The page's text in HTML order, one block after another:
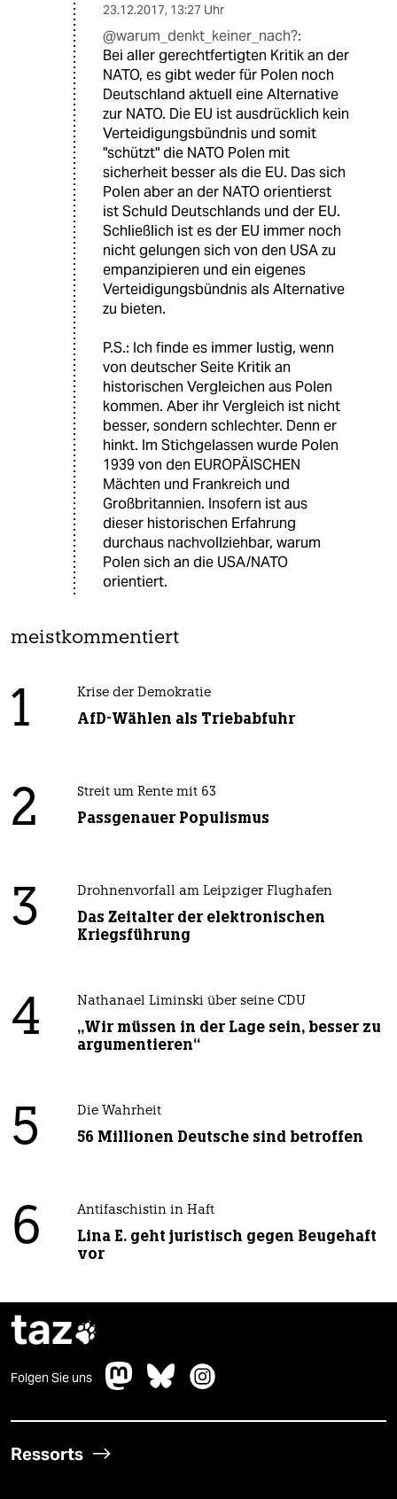
23.12.2017, 13:27 Uhr
@warum_denkt_keiner_nach?:
Bei aller gerechtfertigten Kritik an der
NATO, es gibt weder für Polen noch
Deutschland aktuell eine Alternative
zur NATO. Die EU ist ausdrücklich kein
Verteidigungsbündnis und somit
"schützt" die NATO Polen mit
sicherheit besser als die EU. Das sich
Polen aber an der NATO orientierst
ist Schuld Deutschlands und der EU.
Schließlich ist es der EU immer noch
nicht gelungen sich von den USA zu
empanzipieren und ein eigenes
Verteidigungsbündnis als Alternative
zu bieten.
P.S.: Ich finde es immer lustig, wenn
von deutscher Seite Kritik an
historischen Vergleichen aus Polen
kommen. Aber ihr Vergleich ist nicht
besser, sondern schlechter. Denn er
hinkt. Im Stichgelassen wurde Polen
1939 von den EUROPÄISCHEN
Mächten und Frankreich und
Großbritannien. Insofern ist aus
dieser historischen Erfahrung
durchaus nachvollziehbar, warum
Polen sich an die USA/NATO
orientiert.
meistkommentiert
1 Krise der Demokratie
AfD-Wählen als Triebabfuhr
2 Streit um Rente mit 63
Passgenauer Populismus
3 Drohnenvorfall am Leipziger Flughafen
Das Zeitalter der elektronischen
Kriegsführung
4 Nathanael Liminski über seine CDU
„Wir müssen in der Lage sein, besser zu
argumentieren“
5 Die Wahrheit
56 Millionen Deutsche sind betroffen
6 Antifaschistin in Haft
Lina E. geht juristisch gegen Beugehaft
vor
taz
Folgen Sie uns
Ressorts